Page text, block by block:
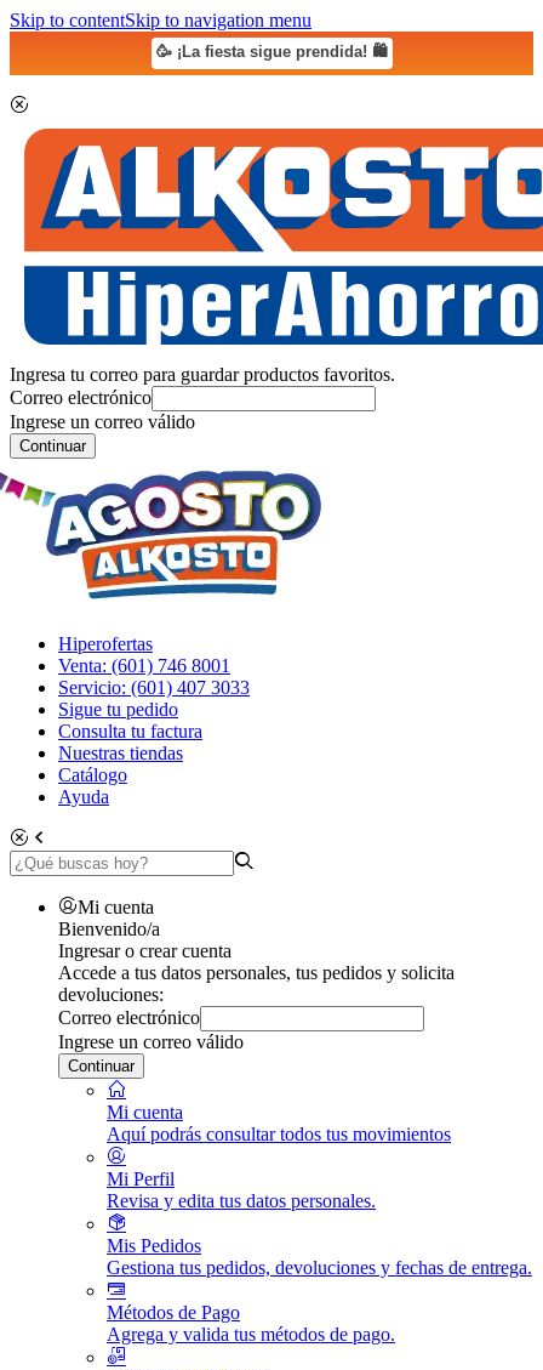
Skip to contentSkip to navigation menu
🥳 ¡La fiesta sigue prendida! 🛍️
Ingresa tu correo para guardar productos favoritos.
Correo electrónico
Ingrese un correo válido
Continuar
Hiperofertas
Venta: (601) 746 8001
Servicio: (601) 407 3033
Sigue tu pedido
Consulta tu factura
Nuestras tiendas
Catálogo
Ayuda
Mi cuenta
Bienvenido/a
Ingresar o crear cuenta
Accede a tus datos personales, tus pedidos y solicita
devoluciones:
Correo electrónico
Ingrese un correo válido
Continuar
Mi cuenta
Aquí podrás consultar todos tus movimientos
Mi Perfil
Revisa y edita tus datos personales.
Mis Pedidos
Gestiona tus pedidos, devoluciones y fechas de entrega.
Métodos de Pago
Agrega y valida tus métodos de pago.